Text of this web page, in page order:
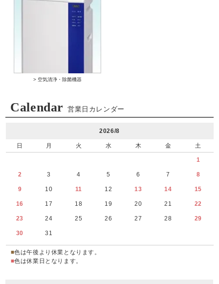
> 空気清浄・除菌機器
Calendar 営業日カレンダー
2026/8
日 月 火 水 木 金 土
1
2 3 4 5 6 7 8
9 10 11 12 13 14 15
16 17 18 19 20 21 22
23 24 25 26 27 28 29
30 31
■色は午後より休業となります。
■色は休業日となります。